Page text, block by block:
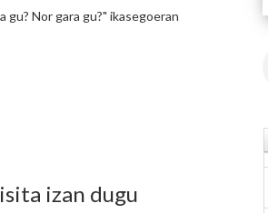
gu? Nor gara gu?" ikasegoeran
izan dugu